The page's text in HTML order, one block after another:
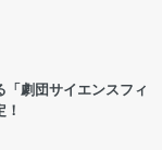
劇団サイエンスフィ